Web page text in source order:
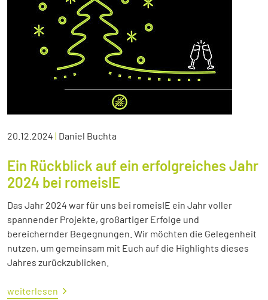
20.12.2024 | Daniel Buchta
Ein Rückblick auf ein erfolgreiches Jahr
2024 bei romeisIE
Das Jahr 2024 war für uns bei romeisIE ein Jahr voller
spannender Projekte, großartiger Erfolge und
bereichernder Begegnungen. Wir möchten die Gelegenheit
nutzen, um gemeinsam mit Euch auf die Highlights dieses
Jahres zurückzublicken.
weiterlesen